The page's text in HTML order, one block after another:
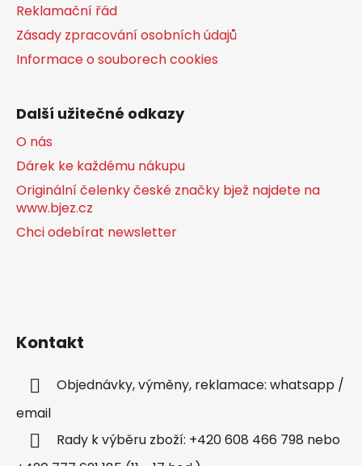
Reklamační řád
Zásady zpracování osobních údajů
Informace o souborech cookies
Další užitečné odkazy
O nás
Dárek ke každému nákupu
Originální čelenky české značky bjež najdete na
www.bjez.cz
Chci odebírat newsletter
Kontakt
Objednávky, výměny, reklamace: whatsapp /
email
Rady k výběru zboží: +420 608 466 798 nebo